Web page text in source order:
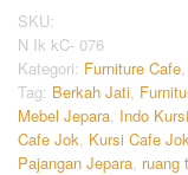
SKU:
N Ik kC- 076
Kategori: Furniture Cafe
Tag: Berkah Jati
Mebel Jepara Indo Kursi
Cafe Jok Kursi Cafe
Pajangan Jepara ruang